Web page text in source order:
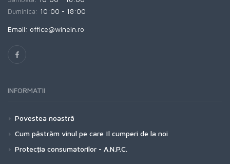
Duminica: 10:00 - 18:00
Email: office@winein.ro
INFORMATII
Povestea noastră
Cum păstrăm vinul pe care îl cumperi de la noi
Protecţia consumatorilor - A.N.P.C.